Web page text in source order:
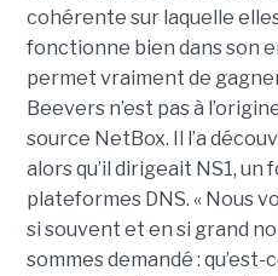
cohérente sur laquelle
fonctionne bien dans son
permet vraiment de
Beevers n’est pas à
source NetBox. Il l’a
alors qu’il dirigeait NS1, un
plateformes DNS. « Nous
si souvent et en si grand
sommes demandé : qu’est-